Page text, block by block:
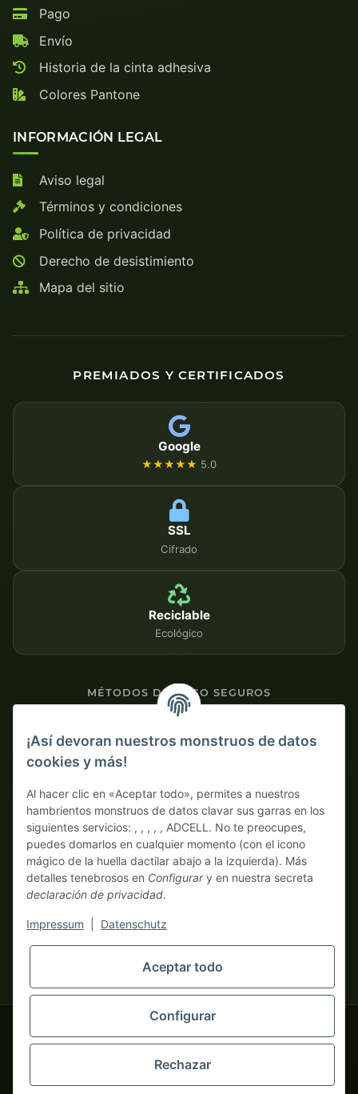
Pago
Envío
Historia de la cinta adhesiva
Colores Pantone
INFORMACIÓN LEGAL
Aviso legal
Términos y condiciones
Política de privacidad
Derecho de desistimiento
Mapa del sitio
PREMIADOS Y CERTIFICADOS
Google
★★★★★ 5.0
SSL
Cifrado
Reciclable
Ecológico
MÉTODOS DE PAGO SEGUROS
Pago por adelantado con descuento
* Todos los precios sin IVA legal., más
empresarios (§ 14 BGB), sin clientes particulares (§ 13 BGB).
Los precios en monedas extranjeras son orientativos y se basan
en el tipo de cambio actual. La moneda vinculante es el euro
© 2020-2026 tapemonster - Todos los derechos reservados. Design by
Miles de clientes satisfechos desde 2020
¡Así devoran nuestros monstruos de datos
cookies y más!
Al hacer clic en «Aceptar todo», permites a nuestros
hambrientos monstruos de datos clavar sus garras en los
siguientes servicios: , , , , , ADCELL. No te preocupes,
puedes domarlos en cualquier momento (con el icono
mágico de la huella dactilar abajo a la izquierda). Más
detalles tenebrosos en Configurary en nuestra secreta
declaración de privacidad.
Impressum Datenschutz
Aceptar todo
Configurar
Rechazar